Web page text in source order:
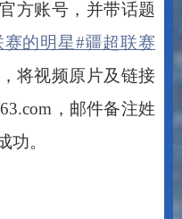
方账号，并带话题
的明星#疆超联赛
将视频原片及链接
，邮件备注姓
功。